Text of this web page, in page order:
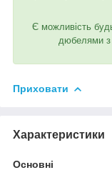
Є можливість
дюбелями з
Приховати
Характеристики
Основні